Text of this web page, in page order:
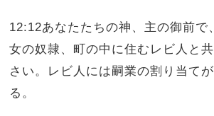
12:12あなたたちの神、主の御前で
女の奴隷、町の中に住むレビ人と
さい。レビ人には嗣業の割り当て
る。